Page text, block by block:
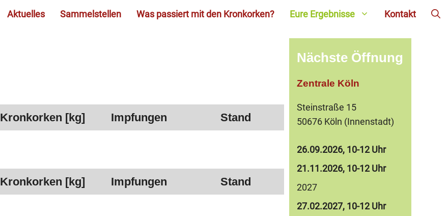
Aktuelles Sammelstellen Was passiert mit den Kronkorken? Eure Ergebnisse Kontakt
Kronkorken [kg] Impfungen Stand
Kronkorken [kg] Impfungen Stand
Nächste Öffnung
Zentrale Köln
Steinstraße 15
50676 Köln (Innenstadt)
26.09.2026, 10-12 Uhr
21.11.2026, 10-12 Uhr
2027
27.02.2027, 10-12 Uhr